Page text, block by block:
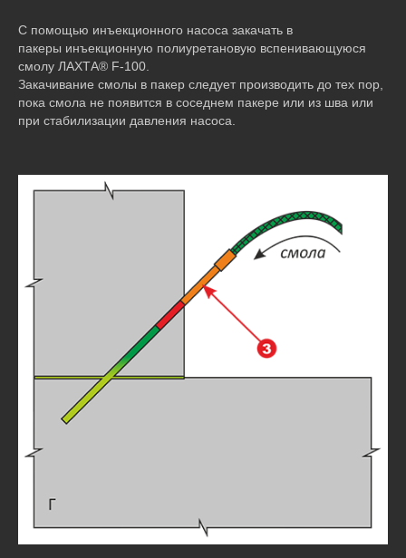
С помощью инъекционного насоса закачать в
пакеры инъекционную полиуретановую вспенивающуюся
смолу ЛАХТА® F-100.
Закачивание смолы в пакер следует производить до тех пор,
пока смола не появится в соседнем пакере или из шва или
при стабилизации давления насоса.